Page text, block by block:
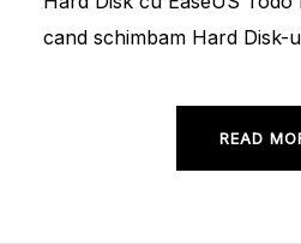
cand schimbam Hard Disk-
READ